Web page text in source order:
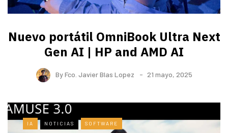
Nuevo portátil OmniBook Ultra ​Next
Gen AI | HP and AMD AI
ByFco. Javier Blas Lopez 21 mayo, 2025
IA NOTICIAS SOFTWARE